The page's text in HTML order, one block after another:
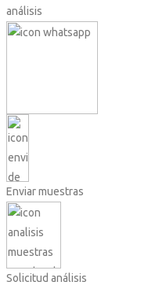
análisis
Enviar muestras
Solicitud análisis